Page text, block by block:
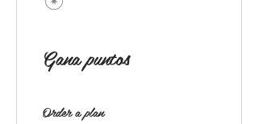
Gana puntos
Order a plan